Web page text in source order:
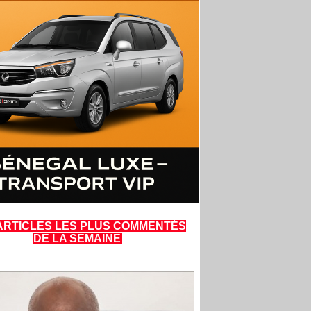
LES PLUS COMMENTÉS
DE LA SEMAINE